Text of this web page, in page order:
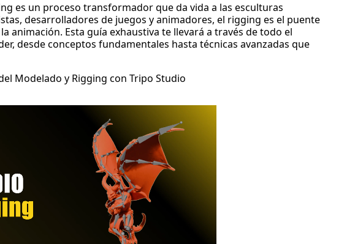
es un proceso transformador que da vida a las esculturas
desarrolladores de juegos y animadores, el rigging es el puente
animación. Esta guía exhaustiva te llevará a través de todo el
desde conceptos fundamentales hasta técnicas avanzadas que
Modelado y Rigging con Tripo Studio